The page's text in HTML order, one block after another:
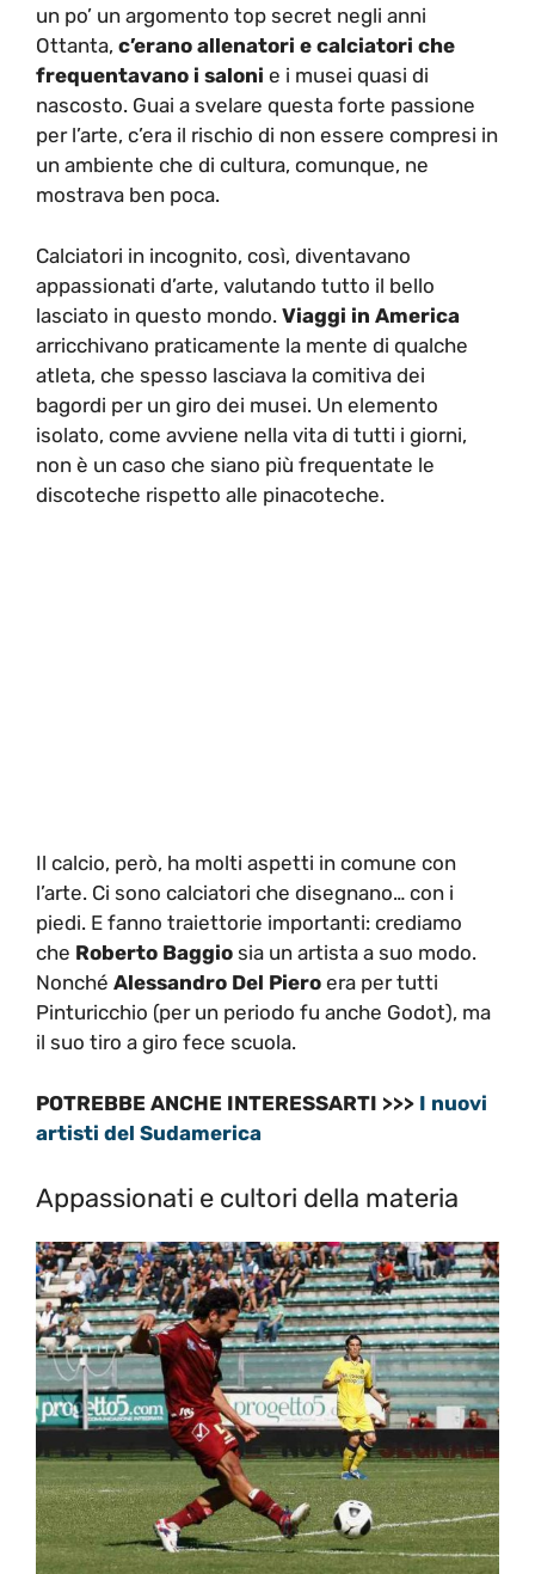
un po’ un argomento top secret negli anni
Ottanta, c’erano allenatori e calciatori che
frequentavano i saloni e i musei quasi di
nascosto. Guai a svelare questa forte passione
per l’arte, c’era il rischio di non essere compresi in
un ambiente che di cultura, comunque, ne
mostrava ben poca.
Calciatori in incognito, così, diventavano
appassionati d’arte, valutando tutto il bello
lasciato in questo mondo. Viaggi in America
arricchivano praticamente la mente di qualche
atleta, che spesso lasciava la comitiva dei
bagordi per un giro dei musei. Un elemento
isolato, come avviene nella vita di tutti i giorni,
non è un caso che siano più frequentate le
discoteche rispetto alle pinacoteche.
Il calcio, però, ha molti aspetti in comune con
l’arte. Ci sono calciatori che disegnano… con i
piedi. E fanno traiettorie importanti: crediamo
che Roberto Baggio sia un artista a suo modo.
Nonché Alessandro Del Piero era per tutti
Pinturicchio (per un periodo fu anche Godot), ma
il suo tiro a giro fece scuola.
POTREBBE ANCHE INTERESSARTI >>> I nuovi
artisti del Sudamerica
Appassionati e cultori della materia